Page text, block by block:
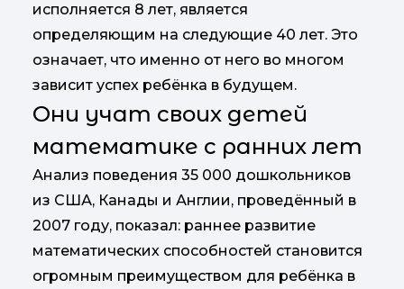
исполняется 8 лет, является
определяющим на следующие 40 лет. Это
означает, что именно от него во многом
зависит успех ребёнка в будущем.
Они учат своих детей
математике с ранних лет
Анализ поведения 35 000 дошкольников
из США, Канады и Англии, проведённый в
2007 году, показал: раннее развитие
математических способностей становится
огромным преимуществом для ребёнка в